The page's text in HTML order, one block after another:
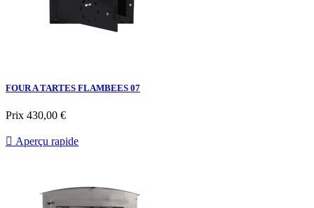
FOUR A TARTES FLAMBEES 07
Prix 430,00 €
 Aperçu rapide